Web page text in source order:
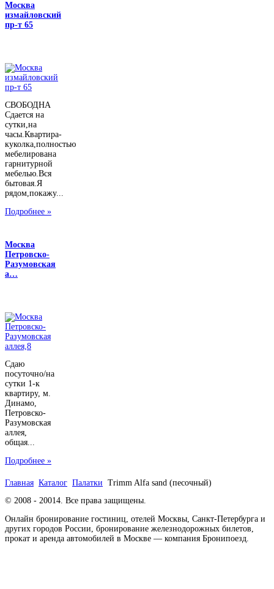
Москва
измайловский
пр-т 65
СВОБОДНА
Сдается на
сутки,на
часы.Квартира-
куколка,полностью
мебелирована
гарнитурной
мебелью.Вся
бытовая.Я
рядом,покажу...
Подробнее »
Москва
Петровско-
Разумовская
а…
Сдаю
посуточно/на
сутки 1-к
квартиру, м.
Динамо,
Петровско-
Разумовская
аллея,
общая...
Подробнее »
Главная Каталог Палатки Trimm Alfa sand (песочный)
© 2008 - 20014. Все права защищены.
Онлайн бронирование гостиниц, отелей Москвы, Санкт-Петербурга и
других городов России, бронирование железнодорожных билетов,
прокат и аренда автомобилей в Москве — компания Бронипоезд.